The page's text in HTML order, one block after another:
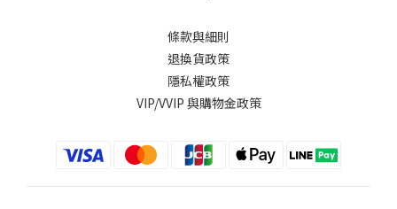
條款與細則
退換貨政策
隱私權政策
VIP/VVIP 與購物金政策